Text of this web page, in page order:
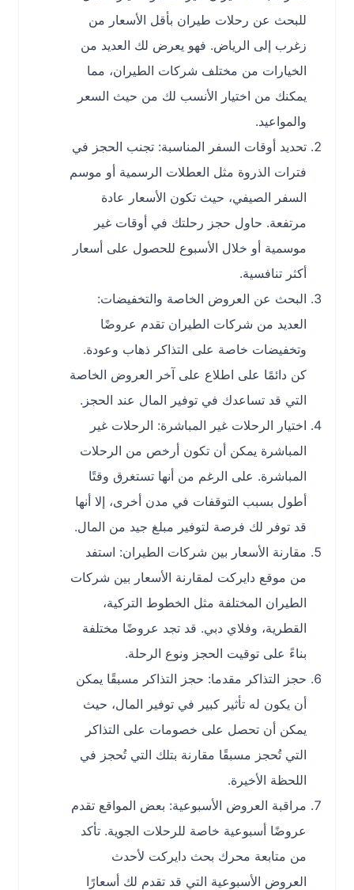
للبحث عن رحلات طيران بأقل الأسعار من
زغرب إلى الرياض. فهو يعرض لك العديد من
الخيارات من مختلف شركات الطيران، مما
يمكنك من اختيار الأنسب لك من حيث السعر
والمواعيد.
تحديد أوقات السفر المناسبة: تجنب الحجز في
فترات الذروة مثل العطلات الرسمية أو موسم
السفر الصيفي، حيث تكون الأسعار عادة
مرتفعة. حاول حجز رحلتك في أوقات غير
موسمية أو خلال الأسبوع للحصول على أسعار
أكثر تنافسية.
البحث عن العروض الخاصة والتخفيضات:
العديد من شركات الطيران تقدم عروضًا
وتخفيضات خاصة على التذاكر ذهاب وعودة.
كن دائمًا على اطلاع على آخر العروض الخاصة
التي قد تساعدك في توفير المال عند الحجز.
اختيار الرحلات غير المباشرة: الرحلات غير
المباشرة يمكن أن تكون أرخص من الرحلات
المباشرة. على الرغم من أنها تستغرق وقتًا
أطول بسبب التوقفات في مدن أخرى، إلا أنها
قد توفر لك فرصة لتوفير مبلغ جيد من المال.
مقارنة الأسعار بين شركات الطيران: استفد
من موقع دايركت لمقارنة الأسعار بين شركات
الطيران المختلفة مثل الخطوط التركية،
القطرية، وفلاي دبي. قد تجد عروضًا مختلفة
بناءً على توقيت الحجز ونوع الرحلة.
حجز التذاكر مقدما: حجز التذاكر مسبقًا يمكن
أن يكون له تأثير كبير في توفير المال، حيث
يمكن أن تحصل على خصومات على التذاكر
التي تُحجز مسبقًا مقارنة بتلك التي تُحجز في
اللحظة الأخيرة.
مراقبة العروض الأسبوعية: بعض المواقع تقدم
عروضًا أسبوعية خاصة للرحلات الجوية. تأكد
من متابعة محرك بحث دايركت لأحدث
العروض الأسبوعية التي قد تقدم لك أسعارًا